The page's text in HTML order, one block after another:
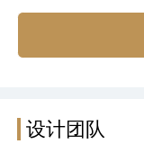
设计团队